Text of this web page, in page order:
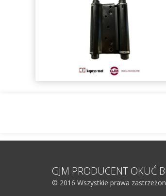
GJM PRODUCENT OKUĆ
© 2016 Wszystkie prawa